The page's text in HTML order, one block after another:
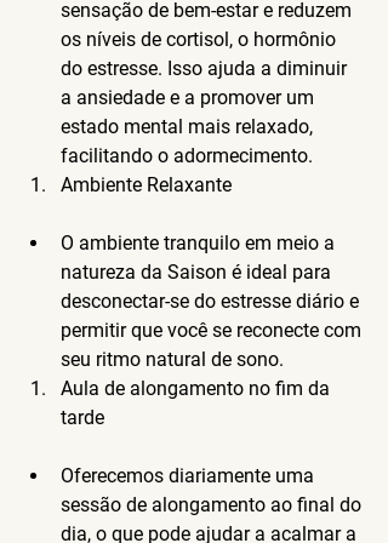
sensação de bem-estar e reduzem
os níveis de cortisol, o hormônio
do estresse. Isso ajuda a diminuir
a ansiedade e a promover um
estado mental mais relaxado,
facilitando o adormecimento.
Ambiente Relaxante
O ambiente tranquilo em meio a
natureza da Saison é ideal para
desconectar-se do estresse diário e
permitir que você se reconecte com
seu ritmo natural de sono.
Aula de alongamento no fim da
tarde
Oferecemos diariamente uma
sessão de alongamento ao final do
dia, o que pode ajudar a acalmar a